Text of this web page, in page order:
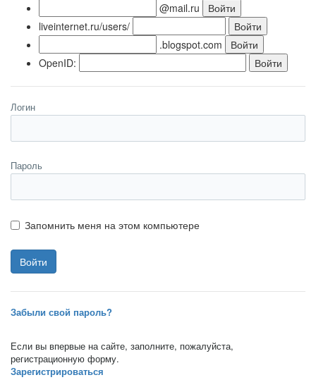
@mail.ru
liveinternet.ru/users/
.blogspot.com
OpenID:
Логин
Пароль
Запомнить меня на этом компьютере
Забыли свой пароль?
Если вы впервые на сайте, заполните, пожалуйста,
регистрационную форму.
Зарегистрироваться